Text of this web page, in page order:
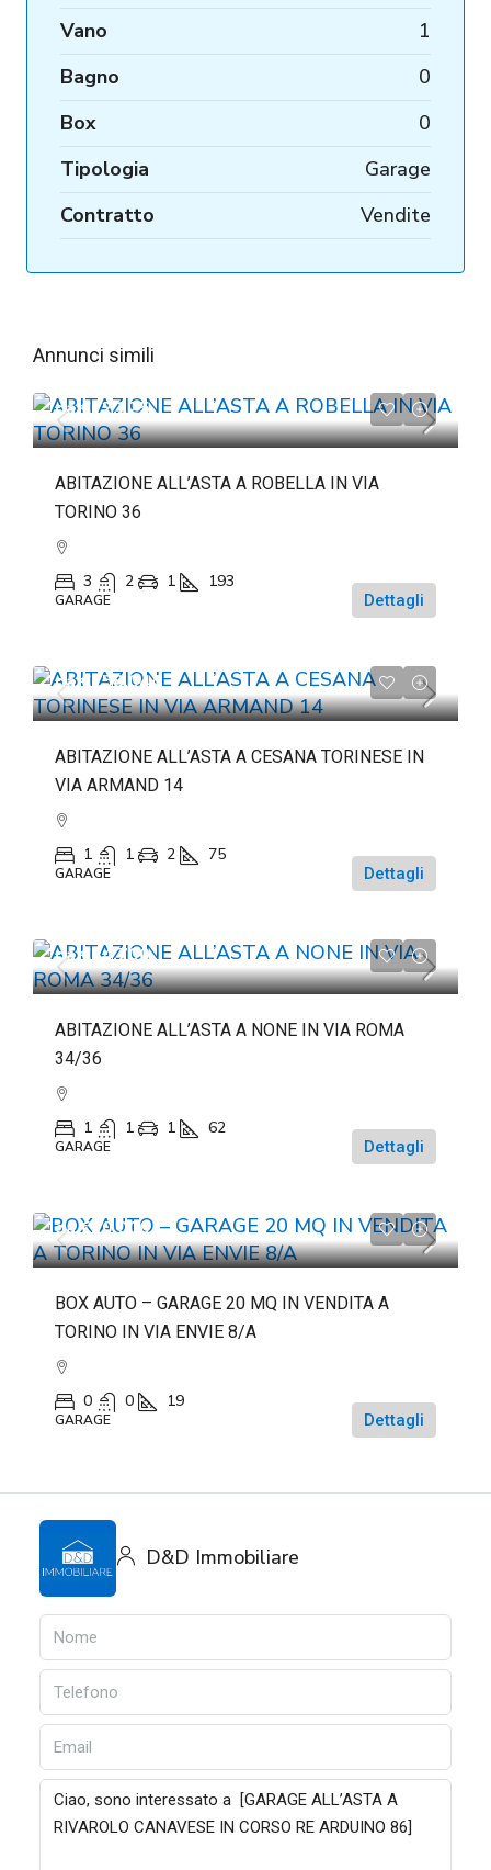
Vano
1
Bagno
0
Box
0
Tipologia
Garage
Contratto
Vendite
Annunci simili
da€72.225
ABITAZIONE ALL’ASTA A ROBELLA IN VIA
TORINO 36
3 2 1 193
GARAGE Dettagli
da€158.044
ABITAZIONE ALL’ASTA A CESANA TORINESE IN
VIA ARMAND 14
1 1 2 75
GARAGE Dettagli
da€84.700
ABITAZIONE ALL’ASTA A NONE IN VIA ROMA
34/36
1 1 1 62
GARAGE Dettagli
da€20.000
BOX AUTO – GARAGE 20 MQ IN VENDITA A
TORINO IN VIA ENVIE 8/A
0 0 19
GARAGE Dettagli
D&D Immobiliare